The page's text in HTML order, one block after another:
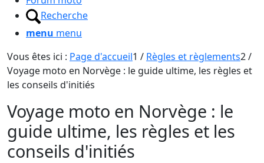
Recherche
menu menu
Vous êtes ici : Page d'accueil1 / Règles et règlements2/
Voyage moto en Norvège : le guide ultime, les règles et
les conseils d'initiés
Voyage moto en Norvège : le
guide ultime, les règles et les
conseils d'initiés